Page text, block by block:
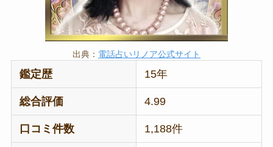
出典： 電話占いリノア公式サイト
鑑定歴 15年
総合評価 4.99
口コミ件数 1,188件